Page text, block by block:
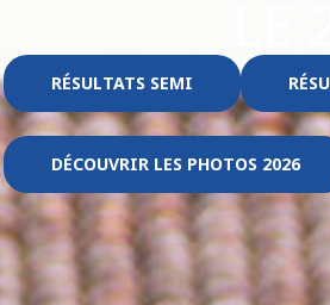
RÉSULTATS SEMI
DÉCOUVRIR LES PHOTOS 2026